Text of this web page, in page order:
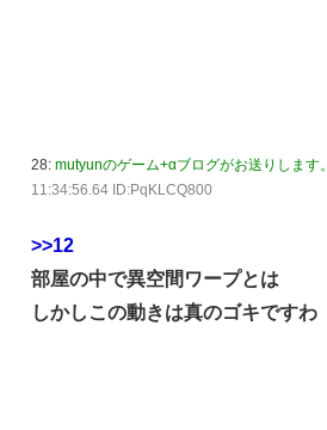
28: mutyunのゲーム+αブログがお送りします。
11:34:56.64 ID:PqKLCQ800
>>12
部屋の中で異空間ワープとは
しかしこの動きは真のゴキですわ